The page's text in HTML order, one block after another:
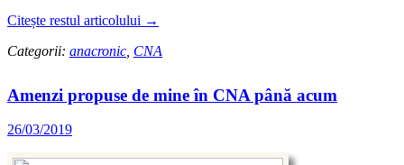
Citește restul articolului →
Categorii: anacronic CNA
Amenzi propuse de mine în CNA până acum
26/03/2019